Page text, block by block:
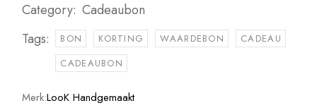
Category: Cadeaubon
Tags:
BON KORTING WAARDEBON
CADEAU
CADEAUBON
Merk:LooK Handgemaakt